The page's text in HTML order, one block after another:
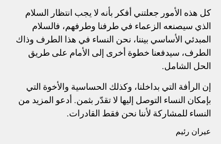
كل هذه الأمور جعلتني أفكر بأنه لا يجب انتظار السلام
الذي سيصنعه الزعماء في طرفنا وطرفهم، فالسلام
المبدئي الأساسي بيننا، نحن النساء في هذا الطرف وذاك
الطرف، سيدفعنا خطوة أخرى إلى الأمام على طريق
الحل الشامل.
إن الرأفة التي بداخلنا، وكذلك الحساسية والأخوة التي
بإمكان النساء التوصل إليها لا تقدّر بثمن. أدعو المزيد من
النساء للمشاركة لأننا نحن فقط القادرات.
عيران رئيم